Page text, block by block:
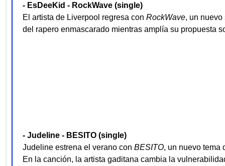
- EsDeeKid - RockWave (single)
El artista de Liverpool regresa con RockWave, un
del rapero enmascarado mientras amplía su propuesta
- Judeline - BESITO (single)
Judeline estrena el verano con BESITO, un nuevo tema
En la canción, la artista gaditana cambia la